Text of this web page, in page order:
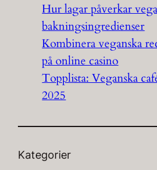
Hur lagar påverkar
bakningsingredienser
Kombinera veganska
på online casino
Topplista: Veganska
2025
Kategorier